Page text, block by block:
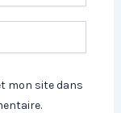
mon site dans